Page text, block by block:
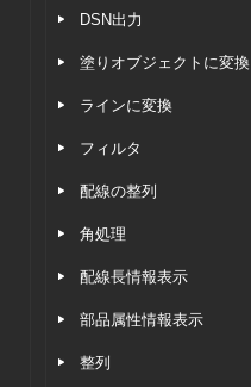
DSN出力
塗りオブジェクトに変換
ラインに変換
フィルタ
配線の整列
角処理
配線長情報表示
部品属性情報表示
整列